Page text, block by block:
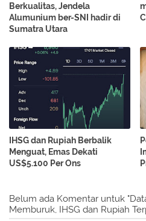
Berkualitas, Jendela
Alumunium ber-SNI hadir di
Sumatra Utara
IHSG dan Rupiah Berbalik
Menguat, Emas Dekati
US$5.100 Per Ons
Belum ada Komentar untuk
Memburuk, IHSG dan Rupiah